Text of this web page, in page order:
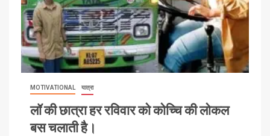
MOTIVATIONAL यात्रा
लॉ की छात्रा हर रविवार को कोच्चि की लोकल
बस चलाती है।